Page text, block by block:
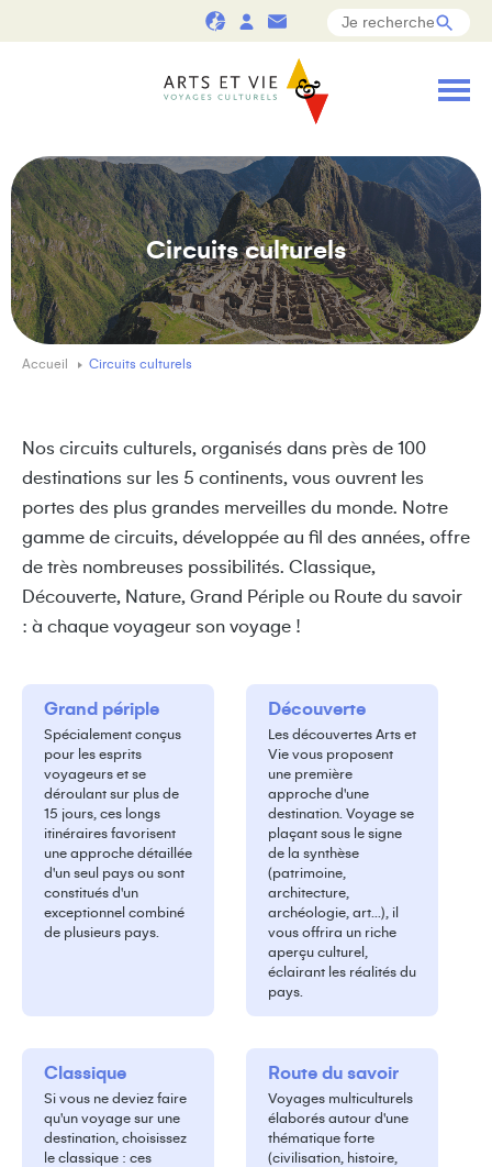
Circuits culturels
Accueil Circuits culturels
Nos circuits culturels, organisés dans près de 100
destinations sur les 5 continents, vous ouvrent les
portes des plus grandes merveilles du monde. Notre
gamme de circuits, développée au fil des années, offre
de très nombreuses possibilités. Classique,
Découverte, Nature, Grand Périple ou Route du savoir
: à chaque voyageur son voyage !
Grand périple
Spécialement conçus
pour les esprits
voyageurs et se
déroulant sur plus de
15 jours, ces longs
itinéraires favorisent
une approche détaillée
d'un seul pays ou sont
constitués d'un
exceptionnel combiné
de plusieurs pays.
Découverte
Les découvertes Arts et
Vie vous proposent
une première
approche d'une
destination. Voyage se
plaçant sous le signe
de la synthèse
(patrimoine,
architecture,
archéologie, art...), il
vous offrira un riche
aperçu culturel,
éclairant les réalités du
pays.
Classique
Si vous ne deviez faire
qu'un voyage sur une
destination, choisissez
le classique : ces
Route du savoir
Voyages multiculturels
élaborés autour d'une
thématique forte
(civilisation, histoire,